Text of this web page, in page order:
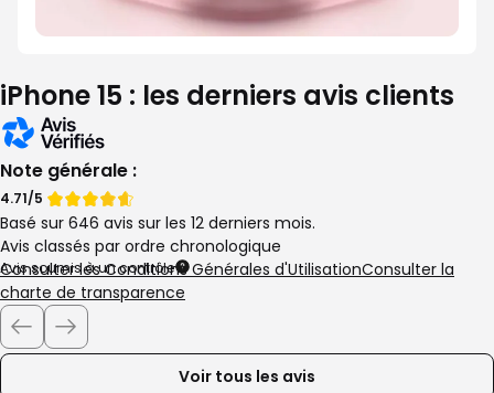
iPhone 15 : les derniers avis clients
Note générale :
Note
de
Note
de
4.71/5
Basé sur 646 avis sur les 12 derniers mois.
Avis classés par ordre chronologique
Avis soumis à un contrôle
Consulter les Conditions Générales d'UtilisationConsulter la
charte de transparence
Voir tous les avis